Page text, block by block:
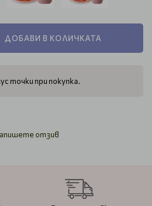
ДОБАВИ В КОЛИЧКАТА
точки при покупка.
отзив